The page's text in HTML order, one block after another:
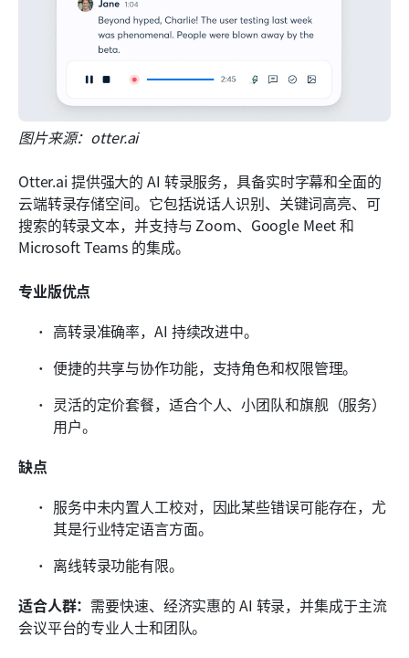
图片来源：otter.ai
Otter.ai 提供强大的 AI 转录服务，具备实时字幕和全面的
云端转录存储空间。它包括说话人识别、关键词高亮、可
搜索的转录文本，并支持与 Zoom、Google Meet 和
Microsoft Teams 的集成。
专业版优点
高转录准确率，AI 持续改进中。
便捷的共享与协作功能，支持角色和权限管理。
灵活的定价套餐，适合个人、小团队和旗舰（服务）
用户。
缺点
服务中未内置人工校对，因此某些错误可能存在，尤
其是行业特定语言方面。
离线转录功能有限。
适合人群： 需要快速、经济实惠的 AI 转录，并集成于主流
会议平台的专业人士和团队。